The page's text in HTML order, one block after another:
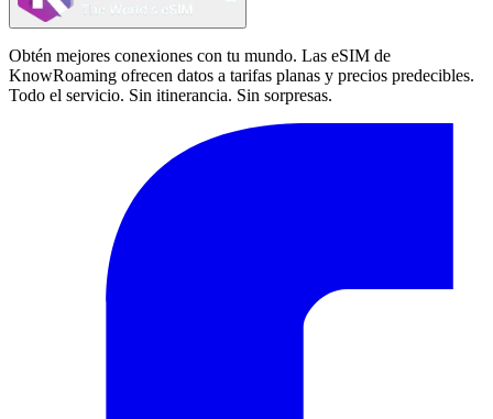
Obtén mejores conexiones con tu mundo. Las eSIM de
KnowRoaming ofrecen datos a tarifas planas y precios predecibles.
Todo el servicio. Sin itinerancia. Sin sorpresas.